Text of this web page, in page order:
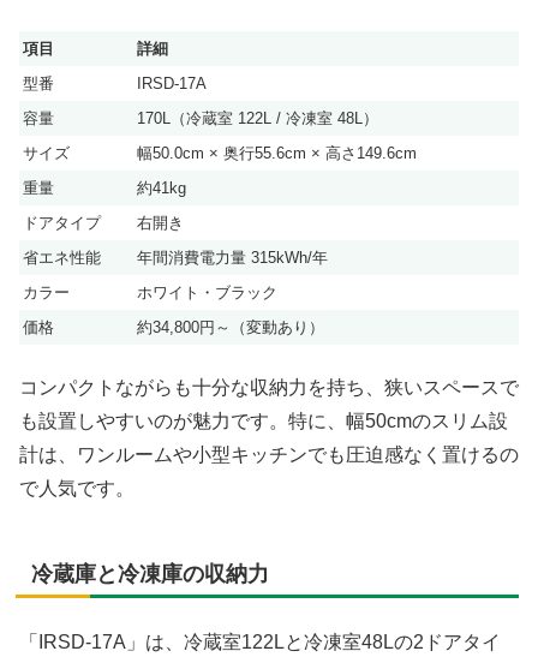
項目
詳細
型番
IRSD-17A
容量
170L（冷蔵室 122L / 冷凍室 48L）
サイズ
幅50.0cm × 奥行55.6cm × 高さ149.6cm
重量
約41kg
ドアタイプ
右開き
省エネ性能
年間消費電力量 315kWh/年
カラー
ホワイト・ブラック
価格
約34,800円～（変動あり）​
コンパクトながらも十分な収納力を持ち、狭いスペースで
も設置しやすいのが魅力です。特に、幅50cmのスリム設
計は、ワンルームや小型キッチンでも圧迫感なく置けるの
で人気です。
冷蔵庫と冷凍庫の収納力
「IRSD-17A」は、冷蔵室122Lと冷凍室48Lの2ドアタイ